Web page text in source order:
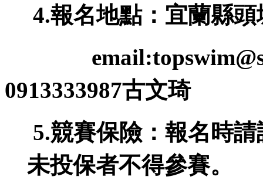
4.報名地點：宜蘭縣
0913333987古文琦
5.競賽保險：報名時
未投保者不得參賽。